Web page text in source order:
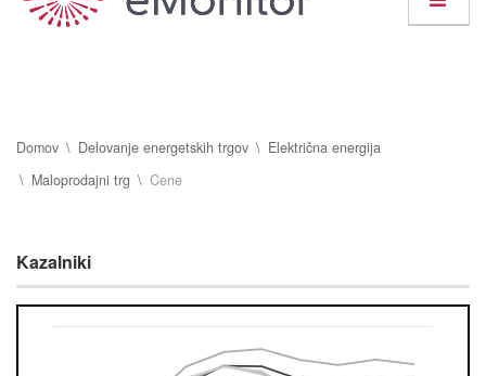
Domov Delovanje energetskih trgov
Električna energija
Maloprodajni trg
Cene
Kazalniki